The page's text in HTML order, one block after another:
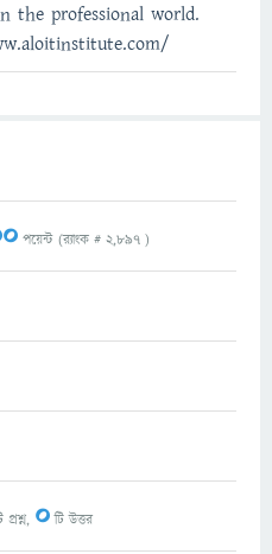
the professional world.
পয়েন্ট (র‌্যাংক # 2,897 )
প্রশ্ন, 0টি উত্তর